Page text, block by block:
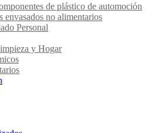
de plástico de automoción
envasados no alimentarios
Personal
y Hogar